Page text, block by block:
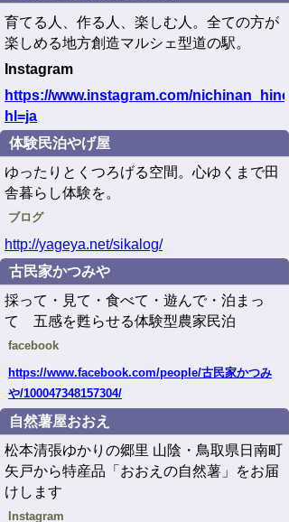
育てる人、作る人、楽しむ人。全ての方が
楽しめる地方創造マルシェ型道の駅。
Instagram
https://www.instagram.com/
hl=ja
体験民泊やげ屋
ゆったりとくつろげる空間。心ゆくまで田
舎暮らし体験を。
ブログ
http://yageya.net/sikalog/
古民家かつみや
採って・見て・食べて・遊んで・泊まっ
て 五感を甦らせる体験型農家民泊
facebook
https://www.facebook.com/people/古民家かつみ
や/100047348157304/
自然薯屋おおえ
松本清張ゆかりの郷里 山陰・鳥取県日南町
矢戸から特産品「おおえの自然薯」をお届
けします
Instagram